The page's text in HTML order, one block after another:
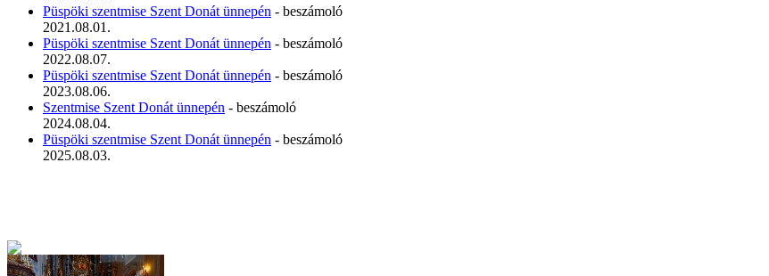
Püspöki szentmise Szent Donát ünnepén - beszámoló
2021.08.01.
Püspöki szentmise Szent Donát ünnepén - beszámoló
2022.08.07.
Püspöki szentmise Szent Donát ünnepén - beszámoló
2023.08.06.
Szentmise Szent Donát ünnepén - beszámoló
2024.08.04.
Püspöki szentmise Szent Donát ünnepén - beszámoló
2025.08.03.